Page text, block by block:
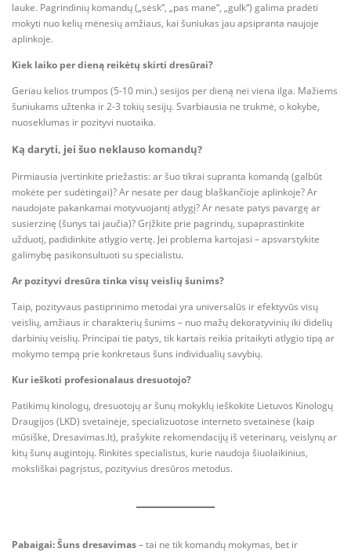
lauke. Pagrindinių komandų („sėsk“, „pas mane“, „gulk“) galima pradėti
mokyti nuo kelių mėnesių amžiaus, kai šuniukas jau apsipranta naujoje
aplinkoje.
Kiek laiko per dieną reikėtų skirti dresūrai?
Geriau kelios trumpos (5-10 min.) sesijos per dieną nei viena ilga. Mažiems
šuniukams užtenka ir 2-3 tokių sesijų. Svarbiausia ne trukmė, o kokybė,
nuoseklumas ir pozityvi nuotaika.
Ką daryti, jei šuo neklauso komandų?
Pirmiausia įvertinkite priežastis: ar šuo tikrai supranta komandą (galbūt
mokėte per sudėtingai)? Ar nesate per daug blaškančioje aplinkoje? Ar
naudojate pakankamai motyvuojantį atlygį? Ar nesate patys pavargę ar
susierzinę (šunys tai jaučia)? Grįžkite prie pagrindų, supaprastinkite
užduotį, padidinkite atlygio vertę. Jei problema kartojasi – apsvarstykite
galimybę pasikonsultuoti su specialistu.
Ar pozityvi dresūra tinka visų veislių šunims?
Taip, pozityvaus pastiprinimo metodai yra universalūs ir efektyvūs visų
veislių, amžiaus ir charakterių šunims – nuo mažų dekoratyvinių iki didelių
darbinių veislių. Principai tie patys, tik kartais reikia pritaikyti atlygio tipą ar
mokymo tempą prie konkretaus šuns individualių savybių.
Kur ieškoti profesionalaus dresuotojo?
Patikimų kinologų, dresuotojų ar šunų mokyklų ieškokite Lietuvos Kinologų
Draugijos (LKD) svetainėje, specializuotose interneto svetainėse (kaip
mūsiškė, Dresavimas.lt), prašykite rekomendacijų iš veterinarų, veislynų ar
kitų šunų augintojų. Rinkitės specialistus, kurie naudoja šiuolaikinius,
moksliškai pagrįstus, pozityvius dresūros metodus.
Pabaigai:Šuns dresavimas– tai ne tik komandų mokymas, bet ir